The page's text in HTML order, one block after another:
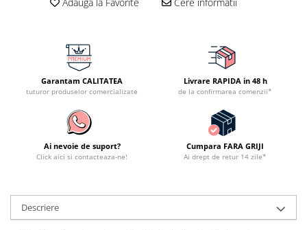
Garantam CALITATEA
tuturor produselor comercializate
Livrare RAPIDA in 48 h
de la confirmarea comenzii*
Ai nevoie de suport?
Click aici si contacteaza-ne!
Cumpara FARA GRIJI
Ai drept de retur 14 zile*
Descriere